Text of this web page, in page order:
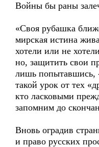
Войны бы раны
«Своя рубашка
мирская истина
хотели или не
но, защитить свои
лишь попытавшись,
такой урок от тех
кто ласковыми
запомним до
Вновь оградив
и право русских